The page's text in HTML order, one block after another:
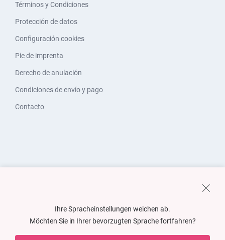
Términos y Condiciones
Protección de datos
Configuración cookies
Pie de imprenta
Derecho de anulación
Condiciones de envío y pago
Contacto
Ihre Spracheinstellungen weichen ab.
Möchten Sie in Ihrer bevorzugten Sprache fortfahren?